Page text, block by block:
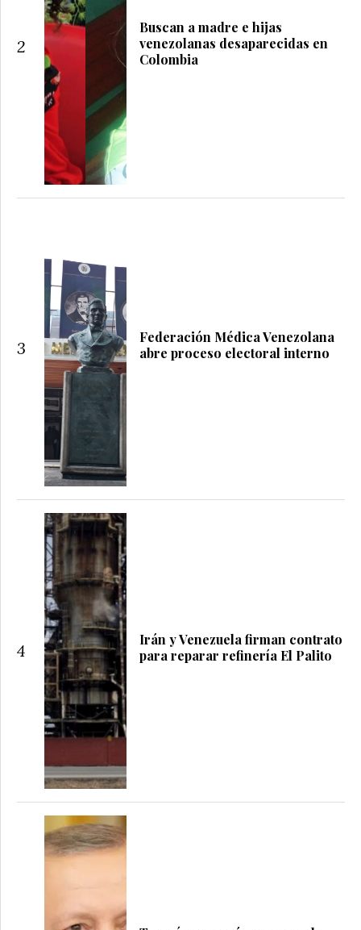
2
Buscan a madre e hijas
venezolanas desaparecidas en
Colombia
3
Federación Médica Venezolana
abre proceso electoral interno
4
Irán y Venezuela firman contrato
para reparar refinería El Palito